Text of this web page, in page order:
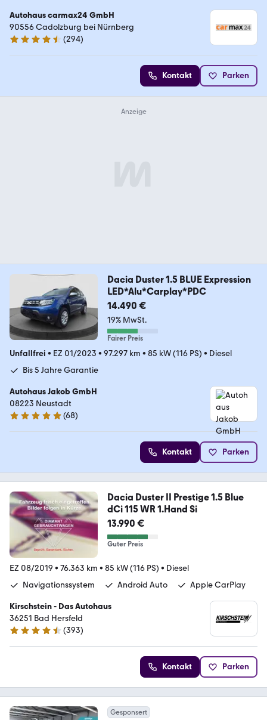
Autohaus carmax24 GmbH
90556 Cadolzburg bei Nürnberg
4.7 Sterne
(294)
Kontakt Parken
Dacia Duster 1.5 BLUE Expression
LED*Alu*Carplay*PDC
14.490 €
19% MwSt.
Fairer Preis
Unfallfrei • EZ 01/2023 • 97.297 km • 85 kW (116 PS) • Diesel
Bis 5 Jahre Garantie
Autohaus Jakob GmbH
08223 Neustadt
5 Sterne
(68)
Kontakt Parken
Dacia Duster II Prestige 1.5 Blue
dCi 115 WR 1.Hand Si
13.990 €
Guter Preis
EZ 08/2019 • 76.363 km • 85 kW (116 PS) • Diesel
Navigationssystem
Android Auto Apple CarPlay
Kirschstein - Das Autohaus
36251 Bad Hersfeld
4.7 Sterne
(393)
Kontakt Parken
Gesponsert